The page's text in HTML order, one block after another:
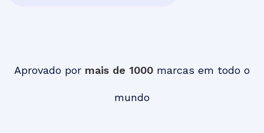
Aprovado por mais de 1000 marcas em todo o
mundo